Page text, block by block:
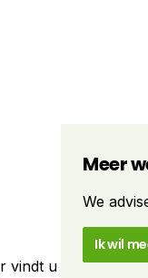
vindt u
Meer
We
Ik wil